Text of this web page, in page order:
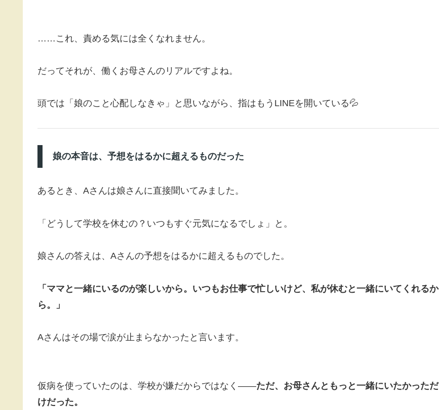
……これ、責める気には全くなれません。
だってそれが、働くお母さんのリアルですよね。
頭では「娘のこと心配しなきゃ」と思いながら、指はもうLINEを開いている💦
娘の本音は、予想をはるかに超えるものだった
あるとき、Aさんは娘さんに直接聞いてみました。
「どうして学校を休むの？いつもすぐ元気になるでしょ」と。
娘さんの答えは、Aさんの予想をはるかに超えるものでした。
「ママと一緒にいるのが楽しいから。いつもお仕事で忙しいけど、私が休むと一緒にいてくれるか
ら。」
Aさんはその場で涙が止まらなかったと言います。
仮病を使っていたのは、学校が嫌だからではなく——ただ、お母さんともっと一緒にいたかっただ
けだった。